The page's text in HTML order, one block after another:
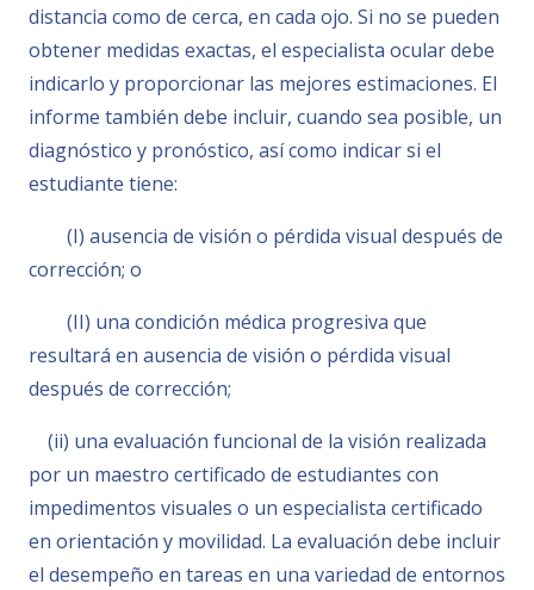
distancia como de cerca, en cada ojo. Si no se pueden
obtener medidas exactas, el especialista ocular debe
indicarlo y proporcionar las mejores estimaciones. El
informe también debe incluir, cuando sea posible, un
diagnóstico y pronóstico, así como indicar si el
estudiante tiene:
(I) ausencia de visión o pérdida visual después de
corrección; o
(II) una condición médica progresiva que
resultará en ausencia de visión o pérdida visual
después de corrección;
(ii) una evaluación funcional de la visión realizada
por un maestro certificado de estudiantes con
impedimentos visuales o un especialista certificado
en orientación y movilidad. La evaluación debe incluir
el desempeño en tareas en una variedad de entornos